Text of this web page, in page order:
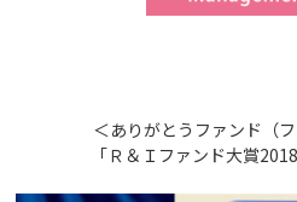
＜ありがとうファンド（
「Ｒ＆Ｉファンド大賞